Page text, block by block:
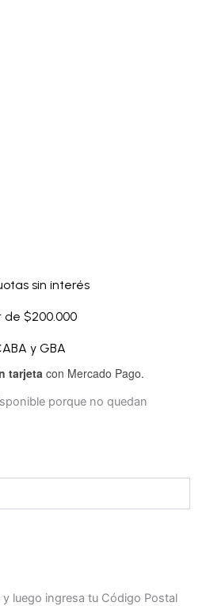
sin interés
de $200.000
y GBA
tarjeta con Mercado Pago.
porque no quedan
luego ingresa tu Código Postal